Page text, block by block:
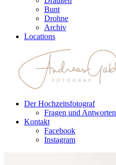
Bunt
Drohne
Archiv
Locations
Der Hochzeitsfotograf
Fragen und Antworten
Kontakt
Facebook
Instagram